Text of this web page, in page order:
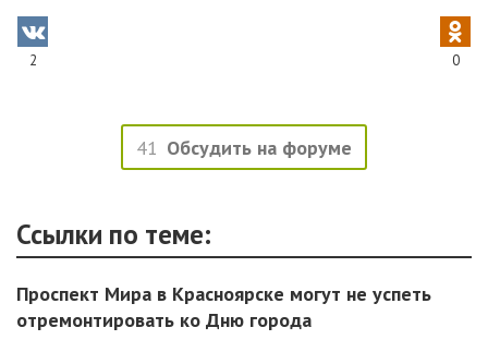
2 0
41 Обсудить на форуме
Ссылки по теме:
Проспект Мира в Красноярске могут не успеть
отремонтировать ко Дню города